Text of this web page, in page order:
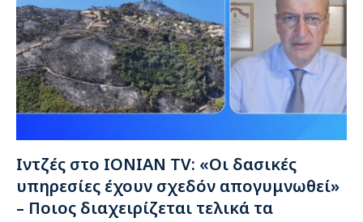
Ιντζές στο IONIAN TV: «Οι δασικές
υπηρεσίες έχουν σχεδόν απογυμνωθεί»
– Ποιος διαχειρίζεται τελικά τα